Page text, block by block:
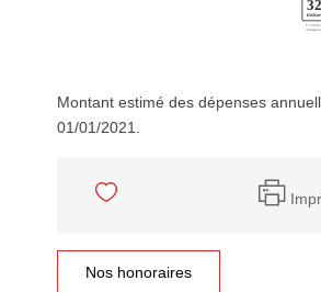
Montant estimé des dépenses
01/01/2021.
Nos honoraires